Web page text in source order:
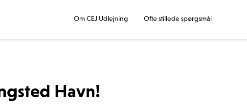
Om CEJ Udlejning Ofte stillede spørgsmål
Havn!